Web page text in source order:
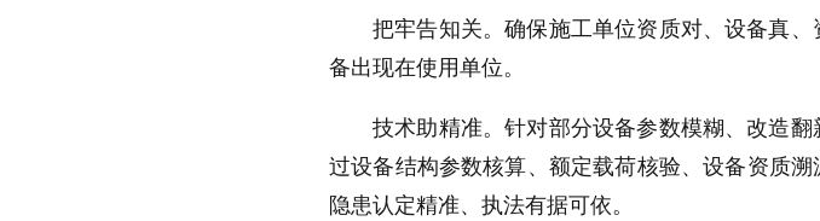
把牢告知关。确保施工单位资质对、设备真
备出现在使用单位。
技术助精准。针对部分设备参数模糊、改造
过设备结构参数核算、额定载荷核验、设备资质
隐患认定精准、执法有据可依。